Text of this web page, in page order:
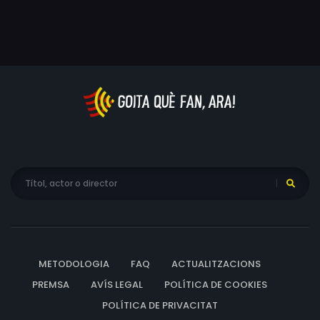
enganya el seu marit amb el xofer, però, una vegada
sòbria, s'oblida de tot. Així doncs, el pobre xofer no sap
METODOLOGIA FAQ
ACTUALITZACIONS
PREMSA
AVÍS LEGAL
POLÍTICA DE COOKIES
POLÍTICA DE PRIVACITAT